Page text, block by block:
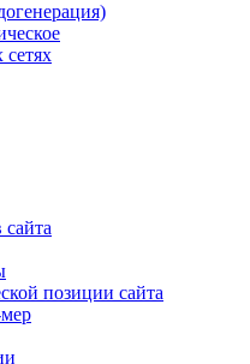
позиции сайта